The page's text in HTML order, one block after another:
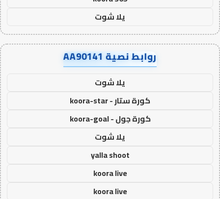
يلا شوت
روابط نصية AA90141
يلا شوت
كورة ستار - koora-star
كورة جول - koora-goal
يلا شوت
yalla shoot
koora live
koora live